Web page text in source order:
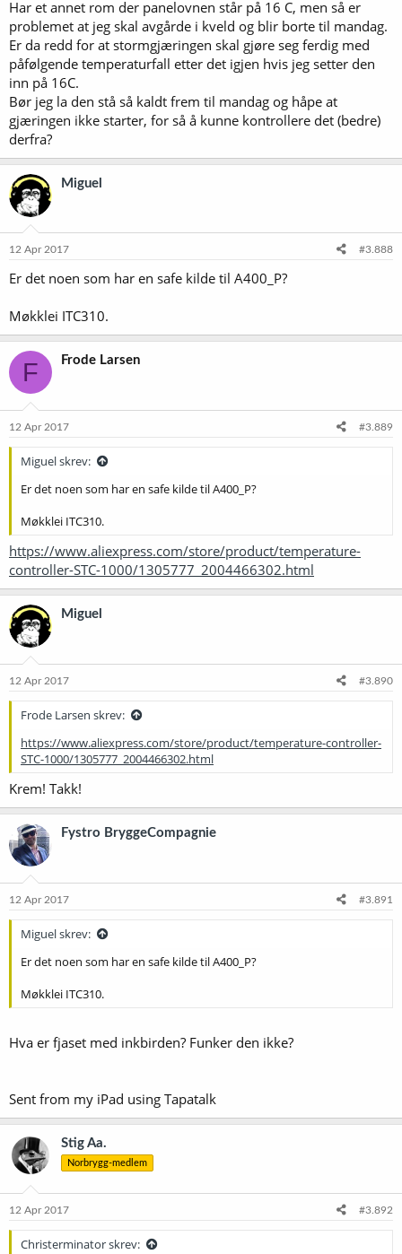
Har et annet rom der panelovnen står på 16 C, men så er
problemet at jeg skal avgårde i kveld og blir borte til mandag.
Er da redd for at stormgjæringen skal gjøre seg ferdig med
påfølgende temperaturfall etter det igjen hvis jeg setter den
inn på 16C.
Bør jeg la den stå så kaldt frem til mandag og håpe at
gjæringen ikke starter, for så å kunne kontrollere det (bedre)
derfra?
Miguel
12 Apr 2017 #3.888
Er det noen som har en safe kilde til A400_P?
Møkklei ITC310.
F Frode Larsen
12 Apr 2017 #3.889
Miguel skrev:
Er det noen som har en safe kilde til A400_P?
Møkklei ITC310.
https://www.aliexpress.com/store/product/temperature-
controller-STC-1000/1305777_2004466302.html
Miguel
12 Apr 2017 #3.890
Frode Larsen skrev:
https://www.aliexpress.com/store/product/temperature-controller-
STC-1000/1305777_2004466302.html
Krem! Takk!
Fystro BryggeCompagnie
12 Apr 2017 #3.891
Miguel skrev:
Er det noen som har en safe kilde til A400_P?
Møkklei ITC310.
Hva er fjaset med inkbirden? Funker den ikke?
Sent from my iPad using Tapatalk
Stig Aa.
Norbrygg-medlem
12 Apr 2017 #3.892
Christerminator skrev: